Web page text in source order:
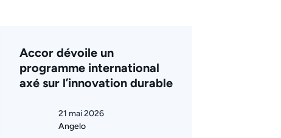
Accor dévoile un
programme international
axé sur l’innovation durable
21 mai 2026
Angelo